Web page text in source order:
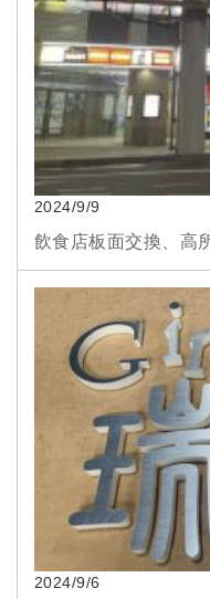
2024/9/9
飲食店板面交換、高
2024/9/6